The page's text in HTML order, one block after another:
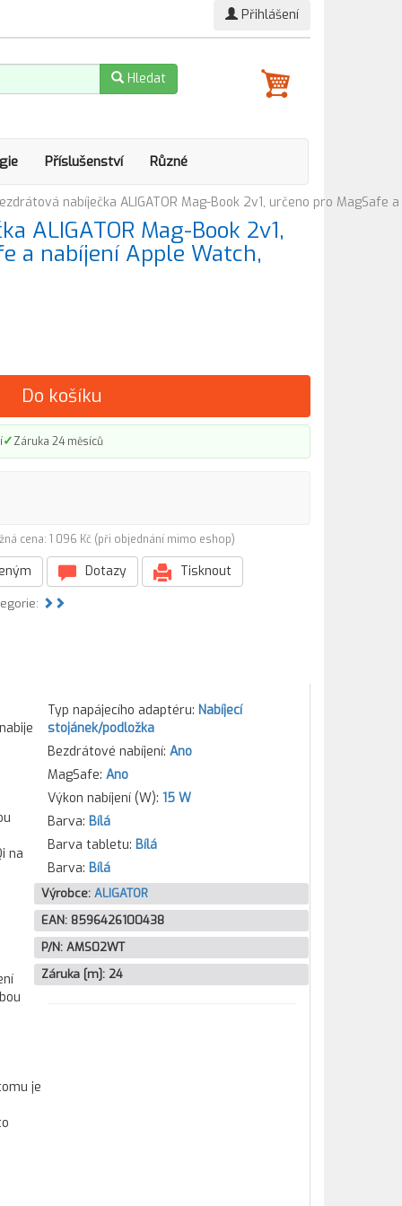
Přihlášení
Hledat
Příslušenství Různé
nabíječka ALIGATOR Mag-Book 2v1, určeno pro MagSafe
ALIGATOR Mag-Book 2v1,
a nabíjení Apple Watch,
Do košíku
✓Záruka 24 měsíců
cena: 1 096 Kč (při objednání mimo eshop)
Dotazy Tisknout
na
je
Typ napájecího adaptéru: Nabíjecí
stojánek/podložka
Bezdrátové nabíjení: Ano
MagSafe: Ano
Výkon nabíjení (W): 15 W
Barva: Bílá
Barva tabletu: Bílá
Barva: Bílá
Výrobce: ALIGATOR
EAN: 8596426100438
P/N: AMS02WT
Záruka [m]: 24